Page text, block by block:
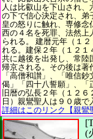
人は比叡山を下山され
の下で信心決定され、弟
皇の怒りに触れ、専修念
西の４名を死罪、法然上
られる。 建暦元年（１
れる。建保２年（１２１
共に越後を出発し、常陸
帰京される。その後は著
「高僧和讃」、「唯信
偈」「四十八誓願」、「
旧暦の弘長２年（１２６
日）親鸞聖人は９０歳で
詳細はこのリンク【親鸞
(